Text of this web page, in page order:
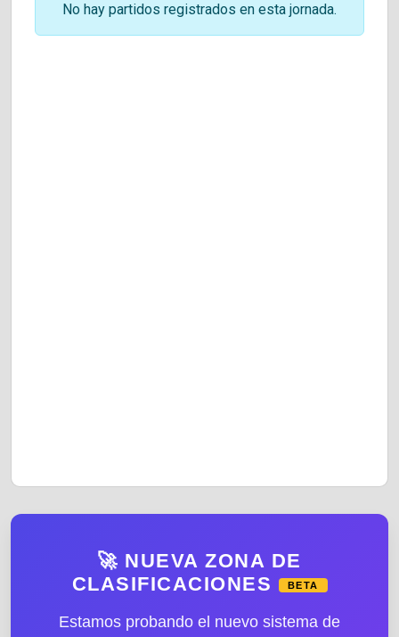
No hay partidos registrados en esta jornada.
🚀 NUEVA ZONA DE
CLASIFICACIONES
BETA
Estamos probando el nuevo sistema de